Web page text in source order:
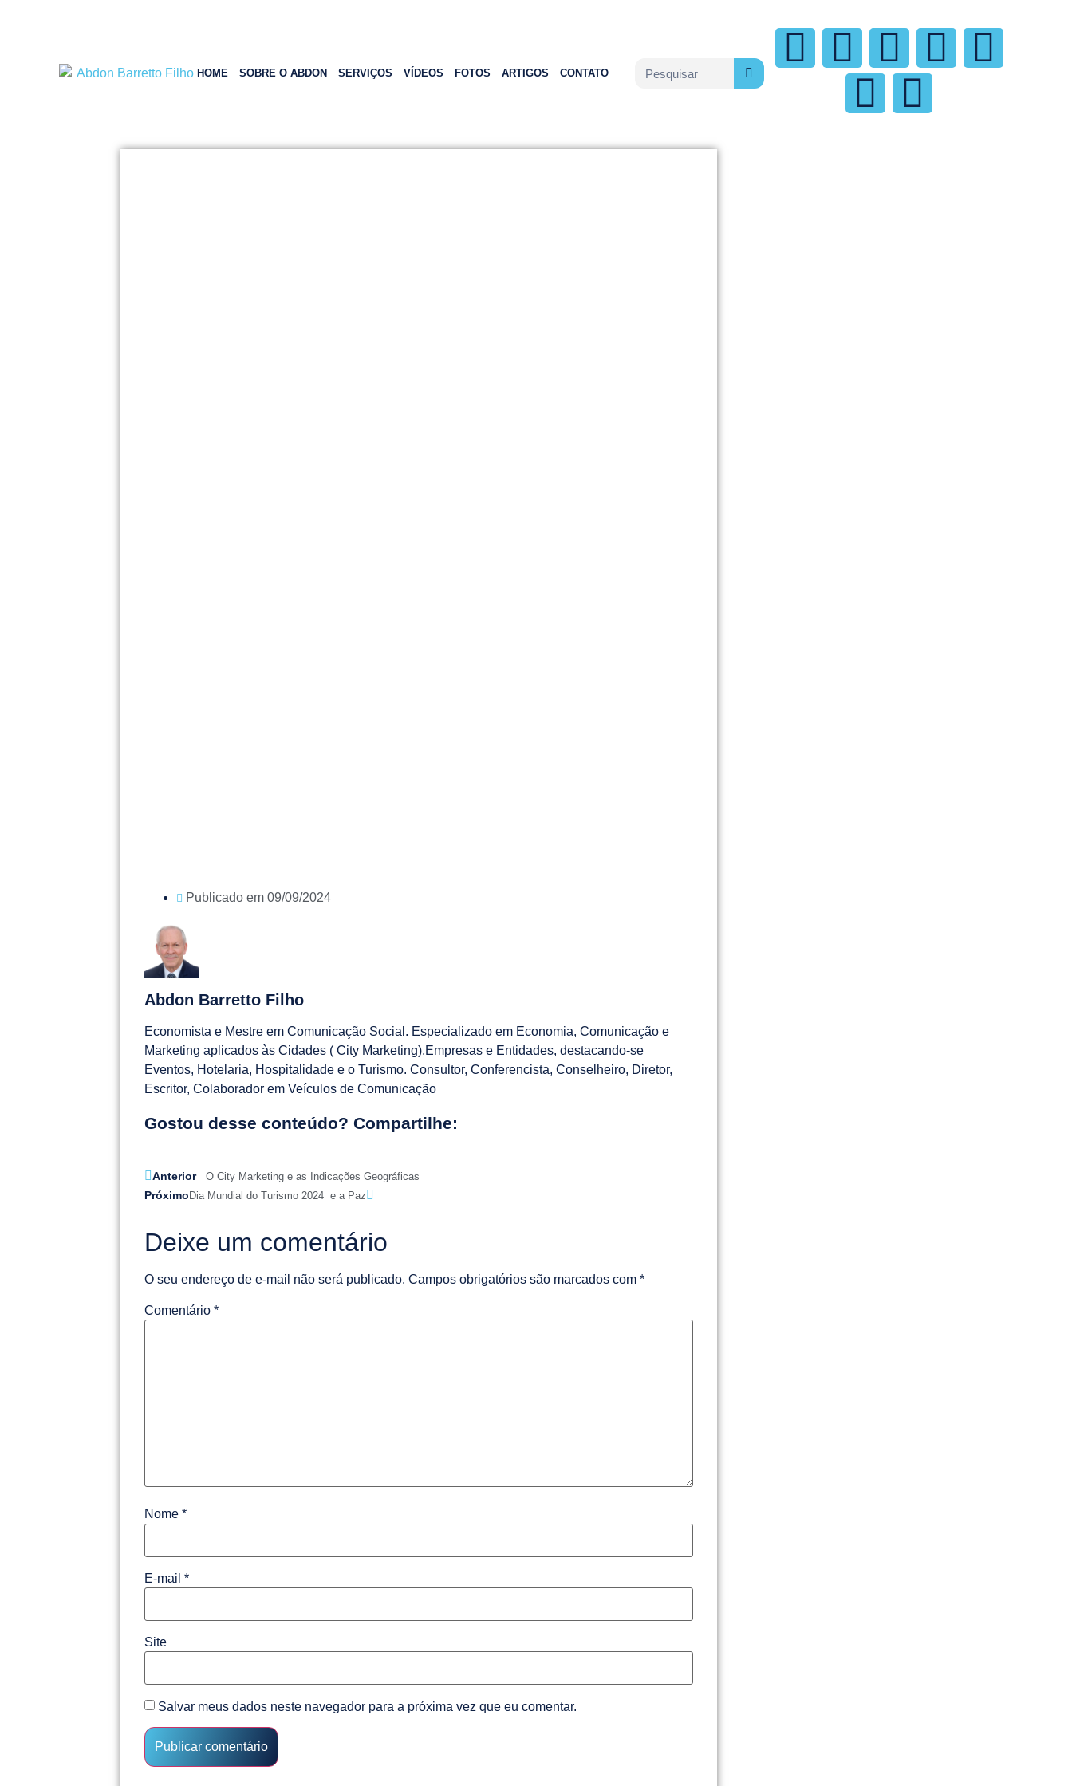
HOME SOBRE O ABDON SERVIÇOS VÍDEOS FOTOS ARTIGOS CONTATO
Publicado em 09/09/2024
Abdon Barretto Filho
Economista e Mestre em Comunicação Social. Especializado em Economia, Comunicação e
Marketing aplicados às Cidades ( City Marketing),Empresas e Entidades, destacando-se
Eventos, Hotelaria, Hospitalidade e o Turismo. Consultor, Conferencista, Conselheiro, Diretor,
Escritor, Colaborador em Veículos de Comunicação
Gostou desse conteúdo? Compartilhe:
AnteriorO City Marketing e as Indicações Geográficas
Próximo Dia Mundial do Turismo 2024 e a Paz
Deixe um comentário
O seu endereço de e-mail não será publicado. Campos obrigatórios são marcados com *
Comentário *
Nome *
E-mail *
Site
Salvar meus dados neste navegador para a próxima vez que eu comentar.